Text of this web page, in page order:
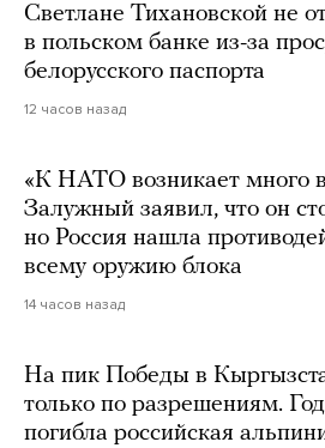
Светлане Тихановской не
в польском банке из-за
белорусского паспорта
12 часов назад
«К НАТО возникает много
Залужный заявил, что он
но Россия нашла
всему оружию блока
14 часов назад
На пик Победы в
только по разрешениям.
погибла российская